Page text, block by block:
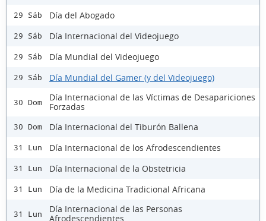
29 Sáb Día del Abogado
29 Sáb Día Internacional del Videojuego
29 Sáb Día Mundial del Videojuego
29 Sáb Día Mundial del Gamer (y del Videojuego)
30 Dom
Día Internacional de las Víctimas de Desapariciones
Forzadas
30 Dom Día Internacional del Tiburón Ballena
31 Lun Día Internacional de los Afrodescendientes
31 Lun Día Internacional de la Obstetricia
31 Lun Día de la Medicina Tradicional Africana
31 Lun
Día Internacional de las Personas
Afrodescendientes